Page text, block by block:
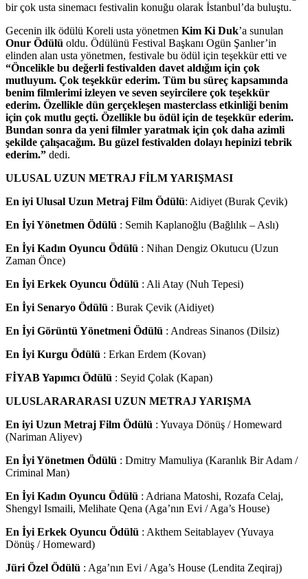
bir çok usta sinemacı festivalin konuğu olarak İstanbul’da buluştu.
Gecenin ilk ödülü Koreli usta yönetmen Kim Ki Duk’a sunulan
Onur Ödülü oldu. Ödülünü Festival Başkanı Ogün Şanlıer’in
elinden alan usta yönetmen, festivale bu ödül için teşekkür etti ve
“Öncelikle bu değerli festivalden davet aldığım için çok
mutluyum. Çok teşekkür ederim. Tüm bu süreç kapsamında
benim filmlerimi izleyen ve seven seyircilere çok teşekkür
ederim. Özellikle dün gerçekleşen masterclass etkinliği benim
için çok mutlu geçti. Özellikle bu ödül için de teşekkür ederim.
Bundan sonra da yeni filmler yaratmak için çok daha azimli
şekilde çalışacağım. Bu güzel festivalden dolayı hepinizi tebrik
ederim.” dedi.
ULUSAL UZUN METRAJ FİLM YARIŞMASI
En iyi Ulusal Uzun Metraj Film Ödülü: Aidiyet (Burak Çevik)
En İyi Yönetmen Ödülü : Semih Kaplanoğlu (Bağlılık – Aslı)
En İyi Kadın Oyuncu Ödülü : Nihan Dengiz Okutucu (Uzun
Zaman Önce)
En İyi Erkek Oyuncu Ödülü : Ali Atay (Nuh Tepesi)
En İyi Senaryo Ödülü : Burak Çevik (Aidiyet)
En İyi Görüntü Yönetmeni Ödülü : Andreas Sinanos (Dilsiz)
En İyi Kurgu Ödülü : Erkan Erdem (Kovan)
FİYAB Yapımcı Ödülü : Seyid Çolak (Kapan)
ULUSLARARARASI UZUN METRAJ YARIŞMA
En iyi Uzun Metraj Film Ödülü : Yuvaya Dönüş / Homeward
(Nariman Aliyev)
En İyi Yönetmen Ödülü : Dmitry Mamuliya (Karanlık Bir Adam /
Criminal Man)
En İyi Kadın Oyuncu Ödülü : Adriana Matoshi, Rozafa Celaj,
Shengyl Ismaili, Melihate Qena (Aga’nın Evi / Aga’s House)
En İyi Erkek Oyuncu Ödülü : Akthem Seitablayev (Yuvaya
Dönüş / Homeward)
Jüri Özel Ödülü : Aga’nın Evi / Aga’s House (Lendita Zeqiraj)